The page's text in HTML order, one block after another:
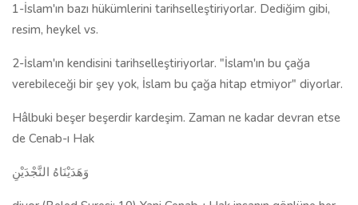
1-İslam'ın bazı hükümlerini tarihselleştiriyorlar. Dediğim gibi,
resim, heykel vs.
2-İslam'ın kendisini tarihselleştiriyorlar. "İslam'ın bu çağa
verebileceği bir şey yok, İslam bu çağa hitap etmiyor" diyorlar.
Hâlbuki beşer beşerdir kardeşim. Zaman ne kadar devran etse
de Cenab-ı Hak
وَهَدَيْنَاهُ النَّجْدَيْنِ